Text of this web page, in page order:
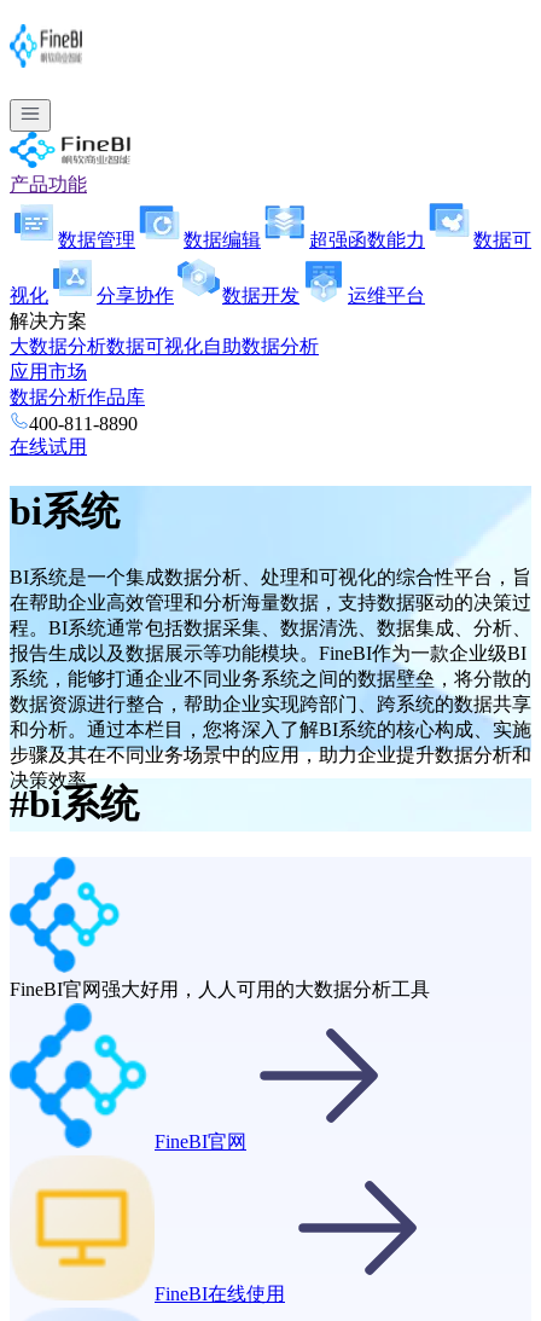
产品功能
数据管理 数据编辑 超强函数能力 数据可
视化 分享协作 数据开发
运维平台
解决方案
大数据分析数据可视化自助数据分析
应用市场
数据分析作品库
400-811-8890
在线试用
bi系统
BI系统是一个集成数据分析、处理和可视化的综合性平台，旨
在帮助企业高效管理和分析海量数据，支持数据驱动的决策过
程。BI系统通常包括数据采集、数据清洗、数据集成、分析、
报告生成以及数据展示等功能模块。FineBI作为一款企业级BI
系统，能够打通企业不同业务系统之间的数据壁垒，将分散的
数据资源进行整合，帮助企业实现跨部门、跨系统的数据共享
和分析。通过本栏目，您将深入了解BI系统的核心构成、实施
步骤及其在不同业务场景中的应用，助力企业提升数据分析和
决策效率。
#bi系统
FineBI官网强大好用，人人可用的大数据分析工具
FineBI官网
FineBI在线使用